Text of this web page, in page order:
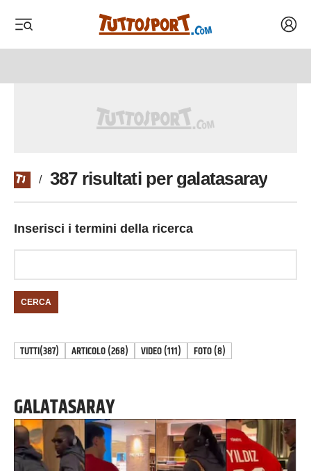
/ 387 risultati per galatasaray
Inserisci i termini della ricerca
CERCA
TUTTI(387) ARTICOLO(268) VIDEO(111) FOTO(8)
GALATASARAY